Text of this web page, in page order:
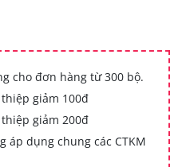
cho đơn hàng từ 300 bộ.
giảm 100đ
giảm 200đ
áp dụng chung các CTKM